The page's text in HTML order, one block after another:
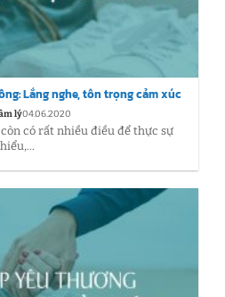
Lắng nghe, tôn trọng cảm xúc
lý04.06.2020
có rất nhiều điều để thực sự
hiểu,...